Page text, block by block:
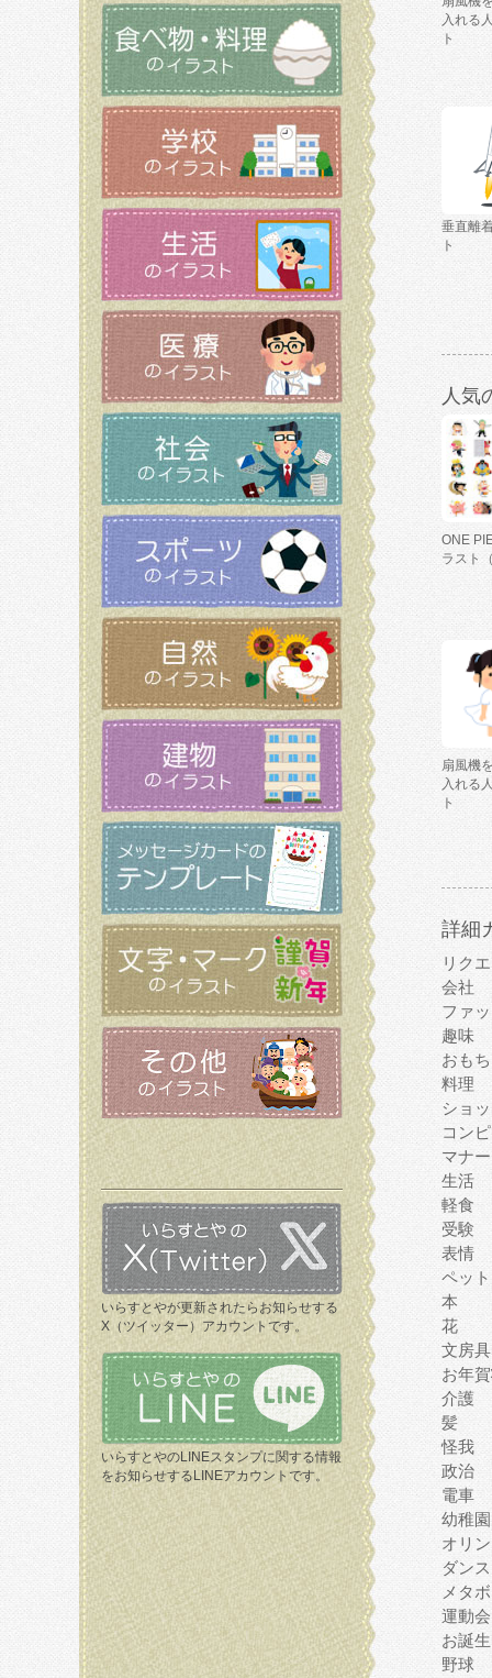
いらすとやが更新されたらお知らせする
X（ツイッター）アカウントです。
いらすとやのLINEスタンプに関する情報
をお知らせするLINEアカウントです。
入れる
ト
垂直離
ト
人気
ONE
ラスト
扇風機
入れる
ト
詳細
リク
会社
ファ
趣味
おも
料理
ショ
コン
マナー
生活
軽食
受験
表情
ペット
本
花
文房具
お年
介護
髪
怪我
政治
電車
幼稚園
オリ
ダンス
メタ
運動会
お誕
野球